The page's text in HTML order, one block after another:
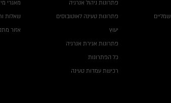
פתרונות ניהול אנרגיה
פתרונות טעינה לאוטובוסים
יעוץ
פתרונות אגירת אנרגיה
כל הפתרונות
רכישת עמדות טעינה
מאגרי
שאלות
אזור